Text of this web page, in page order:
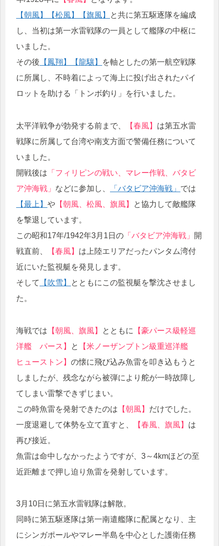
【朝風】
【松風】 【旗風】
と共に第五駆逐隊を編成
し、当初は第一水雷戦隊の一員として艦隊の中枢に
いました。
その後 【鳳翔】 【龍驤】
を軸としたの第一航空戦隊
に所属し、不時着によって海上に投げ出されたパイ
ロットを助ける「トンボ釣り」を行いました。
太平洋戦争が勃発する前まで、 【春風】 は第五水雷
戦隊に所属して台湾や南支方面で警備任務について
いました。
開戦後は 「フィリピンの戦い、マレー作戦、バタビ
ア沖海戦」 などに参加し、 「バタビア沖海戦」 では
【最上】 や 【朝風、松風、旗風】
と協力して敵艦隊
を撃退しています。
この昭和17年/1942年3月1日の 「バタビア沖海戦」
開
戦直前、
【春風】 は上陸エリアだったパンタム湾付
近にいた監視艇を発見します。
そして
【吹雪】
とともにこの監視艇を撃沈させまし
た。
海戦では 【朝風、旗風】 とともに
【豪パース級軽巡
洋艦 パース】
と
【米ノーザンプトン級重巡洋艦
ヒューストン】 の懐に飛び込み魚雷を叩き込もうと
しましたが、残念ながら被弾により舵が一時故障し
てしまい雷撃できずじまい。
この時魚雷を発射できたのは 【朝風】 だけでした。
一度退避して体勢を立て直すと、
【春風、旗風】 は
再び接近。
魚雷は命中しなかったようですが、3～4kmほどの至
近距離まで押し迫り魚雷を発射しています。
3月10日に第五水雷戦隊は解散。
同時に第五駆逐隊は第一南遣艦隊に配属となり、主
にシンガポールやマレー半島を中心とした護衛任務